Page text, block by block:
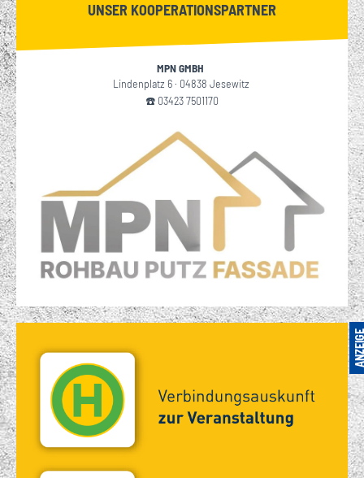
UNSER KOOPERATIONSPARTNER
MPN GMBH
Lindenplatz 6 · 04838 Jesewitz
☎️ 03423 7501170